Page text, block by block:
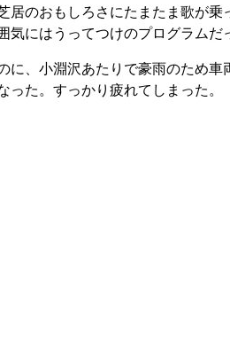
のおもしろさにたまたま歌が
にはうってつけのプログラムだ
、小淵沢あたりで豪雨のため
た。すっかり疲れてしまった。